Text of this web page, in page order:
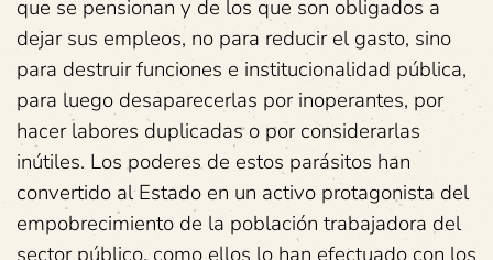
que se pensionan y de los que son obligados a
dejar sus empleos, no para reducir el gasto, sino
para destruir funciones e institucionalidad pública,
para luego desaparecerlas por inoperantes, por
hacer labores duplicadas o por considerarlas
inútiles. Los poderes de estos parásitos han
convertido al Estado en un activo protagonista del
empobrecimiento de la población trabajadora del